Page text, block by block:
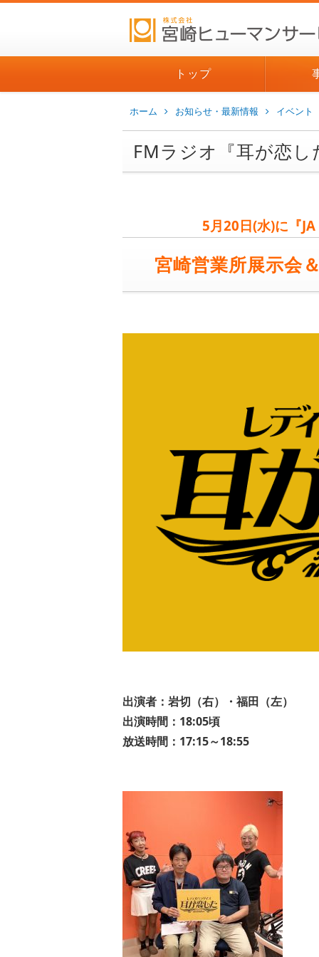
トップ
ホーム お知らせ・最新情報 イベント
FMラジオ『耳が恋
5月20日(水)に『
宮崎営業所展示会
出演者：岩切（右）・福田（左）
出演時間：18:05頃
放送時間：17:15～18:55